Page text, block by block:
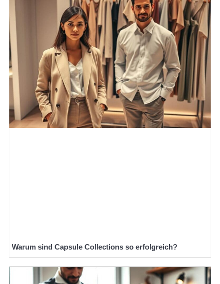
Warum sind Capsule Collections so erfolgreich?